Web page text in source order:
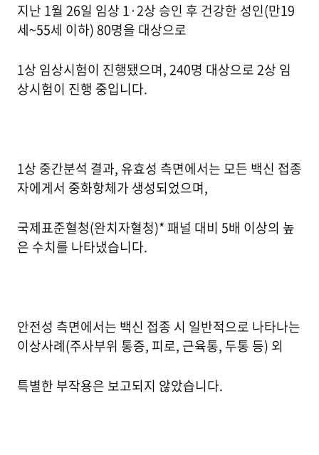
지난 1월 26일 임상 1·2상 승인 후 건강한 성인(만19
세~55세 이하) 80명을 대상으로
1상 임상시험이 진행됐으며, 240명 대상으로 2상 임
상시험이 진행 중입니다.
1상 중간분석 결과, 유효성 측면에서는 모든 백신 접종
자에게서 중화항체가 생성되었으며,
국제표준혈청(완치자혈청)* 패널 대비 5배 이상의 높
은 수치를 나타냈습니다.
안전성 측면에서는 백신 접종 시 일반적으로 나타나는
이상사례(주사부위 통증, 피로, 근육통, 두통 등) 외
특별한 부작용은 보고되지 않았습니다.